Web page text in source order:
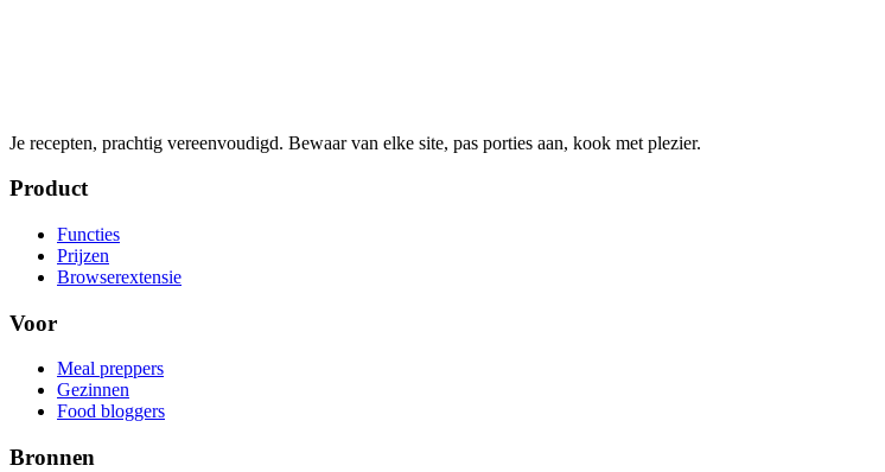
Je recepten, prachtig vereenvoudigd. Bewaar van elke site, pas porties aan, kook met plezier.
Product
Functies
Prijzen
Browserextensie
Voor
Meal preppers
Gezinnen
Food bloggers
Bronnen